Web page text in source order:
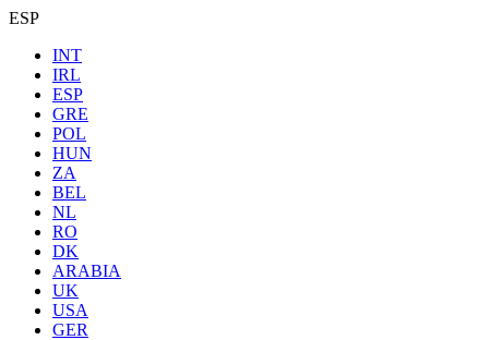
ESP
INT
IRL
ESP
GRE
POL
HUN
ZA
BEL
NL
RO
DK
ARABIA
UK
USA
GER